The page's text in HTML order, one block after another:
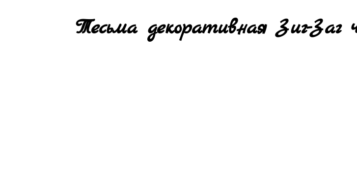
Тесьма декоративная Зиг-